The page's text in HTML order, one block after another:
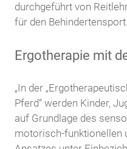
durchgeführt von
für den Behindertensport.
Ergotherapie mit
„In der
Pferd“ werden Kinder,
auf Grundlage des
motorisch-funktionellen